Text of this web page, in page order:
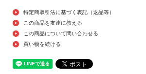
特定商取引法に基づく表記（返品等）
この商品を友達に教える
この商品について問い合わせる
買い物を続ける